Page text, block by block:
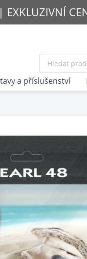
EXKLUZIVNÍ
a příslušenství